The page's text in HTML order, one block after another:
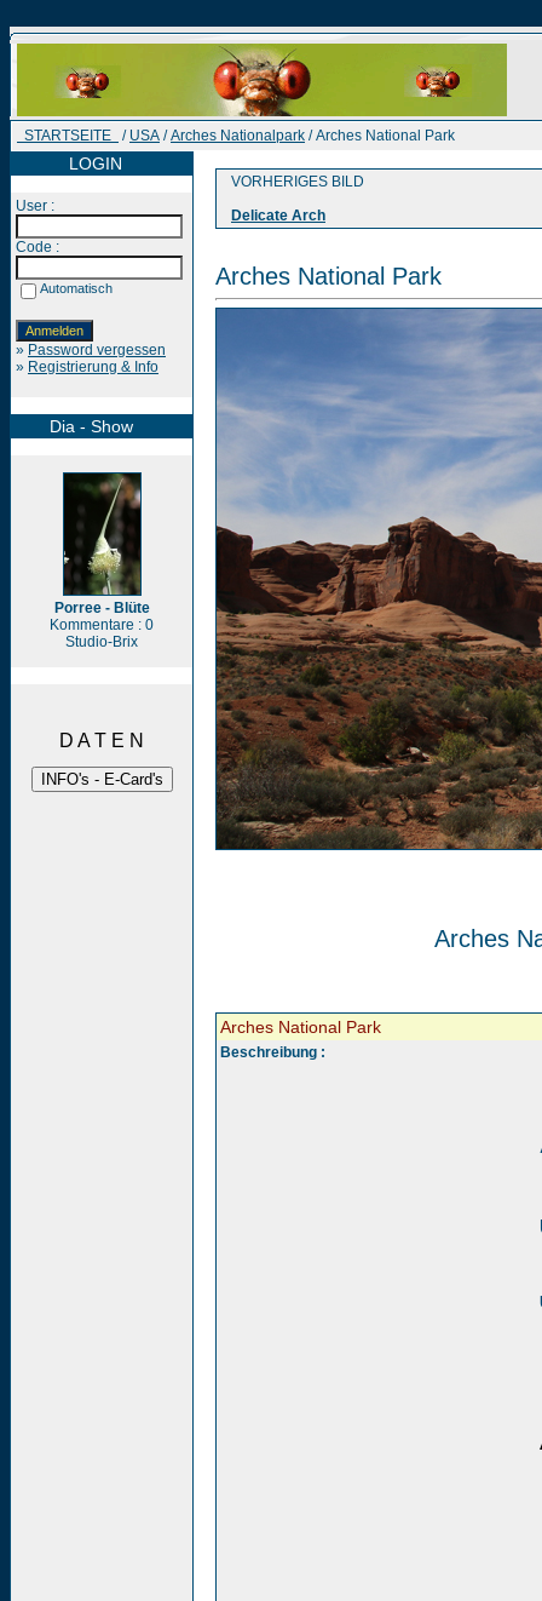
STARTSEITE / USA /Arches Nationalpark / Arches National Park
LOGIN
User :
Code :
Automatisch
» Password vergessen
» Registrierung & Info
Dia - Show
Porree - Blüte
Kommentare : 0
Studio-Brix
D A T E N
VORHERIGES BILD
Delicate Arch
Arches National Park
Arches
Arches National Park
Beschreibung :